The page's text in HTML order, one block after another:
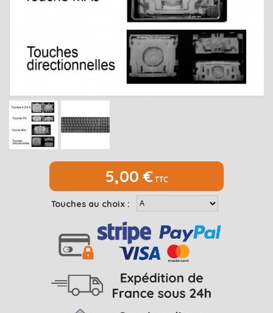
2
Open submenu
Open submenu
PACKARD BELL Open submenu
SAMSUNG
SONY
5,00 €TTC
Touches au choix :